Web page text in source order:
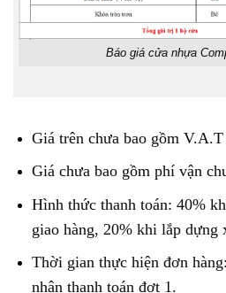
Báo giá cửa nhựa
Giá trên chưa bao gồm
Giá chưa bao gồm phí vận
Hình thức thanh toán: 40%
giao hàng, 20% khi lắp dựng
Thời gian thực hiện đơn
nhận thanh toán đợt 1.